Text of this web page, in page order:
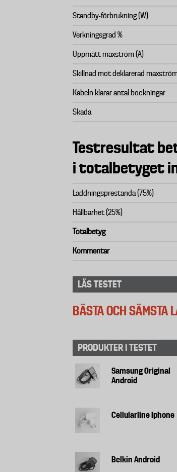
Standby-förbrukning (W)
Verkningsgrad %
Uppmätt maxström (A)
Skillnad mot deklarerad
Kabeln klarar antal bockningar
Skada
Testresultat
i totalbetyget
Laddningsprestanda (75%)
Hållbarhet (25%)
Totalbetyg
Kommentar
LÄS TESTET
BÄSTA OCH SÄMSTA
PRODUKTER I TESTET
Samsung Original
Android
Cellularline Iphone
Belkin Android